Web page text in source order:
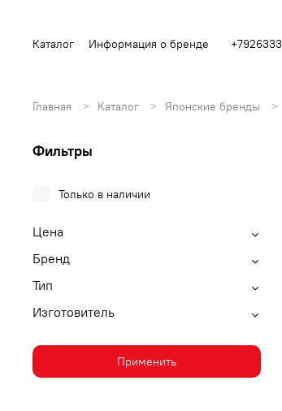
Каталог Информация о бренде
Главная Каталог Японские бренды
Фильтры
Только в наличии
Цена
Бренд
Тип
Изготовитель
Применить